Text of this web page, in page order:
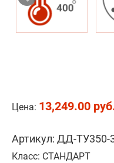
Цена: 13,249.00
Артикул: ДД-ТУ350-
Класс: СТАНДАРТ